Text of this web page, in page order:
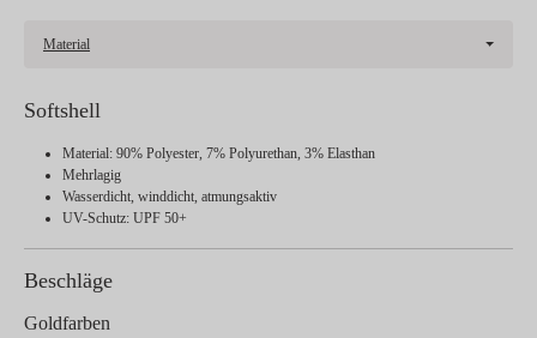
Material
Softshell
Material: 90% Polyester, 7% Polyurethan, 3% Elasthan
Mehrlagig
Wasserdicht, winddicht, atmungsaktiv
UV-Schutz: UPF 50+
Beschläge
Goldfarben